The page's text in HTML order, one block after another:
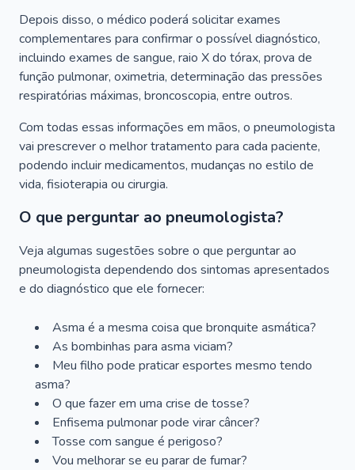
Depois disso, o médico poderá solicitar exames
complementares para confirmar o possível diagnóstico,
incluindo exames de sangue, raio X do tórax, prova de
função pulmonar, oximetria, determinação das pressões
respiratórias máximas, broncoscopia, entre outros.
Com todas essas informações em mãos, o pneumologista
vai prescrever o melhor tratamento para cada paciente,
podendo incluir medicamentos, mudanças no estilo de
vida, fisioterapia ou cirurgia.
O que perguntar ao pneumologista?
Veja algumas sugestões sobre o que perguntar ao
pneumologista dependendo dos sintomas apresentados
e do diagnóstico que ele fornecer:
Asma é a mesma coisa que bronquite asmática?
As bombinhas para asma viciam?
Meu filho pode praticar esportes mesmo tendo
asma?
O que fazer em uma crise de tosse?
Enfisema pulmonar pode virar câncer?
Tosse com sangue é perigoso?
Vou melhorar se eu parar de fumar?